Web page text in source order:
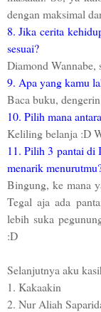
dengan maksimal
8. Jika cerita
sesuai?
Diamond
9. Apa yang kamu
Baca buku,
10. Pilih mana
Keliling belanja :D
11. Pilih 3 pantai di
menarik
Bingung, ke mana
Tegal aja ada
lebih suka
:D
Selanjutnya aku
1. Kakaakin
2. Nur Aliah